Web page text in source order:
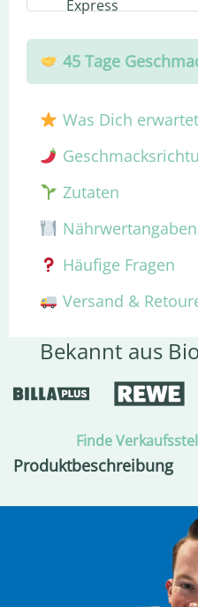
45 Tage
Was Dich erwartet
Zutaten
Nährwertangaben
Häufige Fragen
Versand &
Bekannt aus
Finde
Produktbeschreibung